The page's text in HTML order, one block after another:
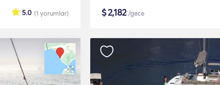
(1 yorumlar)
5.0 $2,182/gece